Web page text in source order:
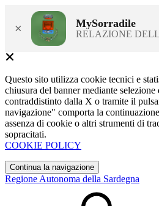
× MySorradile
RELAZIONE
Questo sito utilizza cookie tecnici e
chiusura del banner mediante
contraddistinto dalla X o tramite il
navigazione" comporta la
assenza di cookie o altri strumenti di
sopracitati.
COOKIE POLICY
Continua la navigazione
Regione Autonoma della Sardegna